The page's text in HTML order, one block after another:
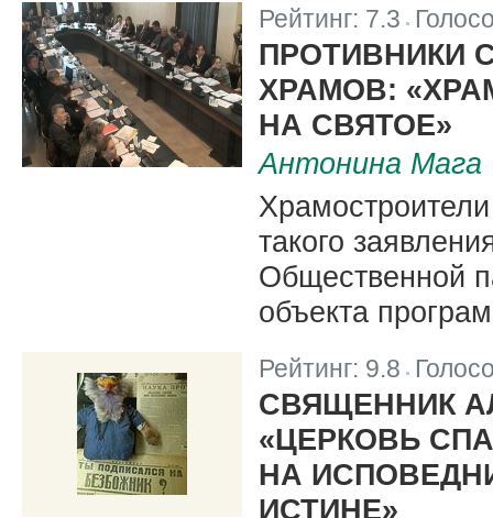
Рейтинг: 7.3 |
ПРОТИВНИКИ
ХРАМОВ:
НА СВЯТОЕ»
Антонина Мага
такого
Общественной
объекта
Рейтинг: 9.8 |
СВЯЩЕННИК
«ЦЕРКОВЬ
НА
ИСТИНЕ»